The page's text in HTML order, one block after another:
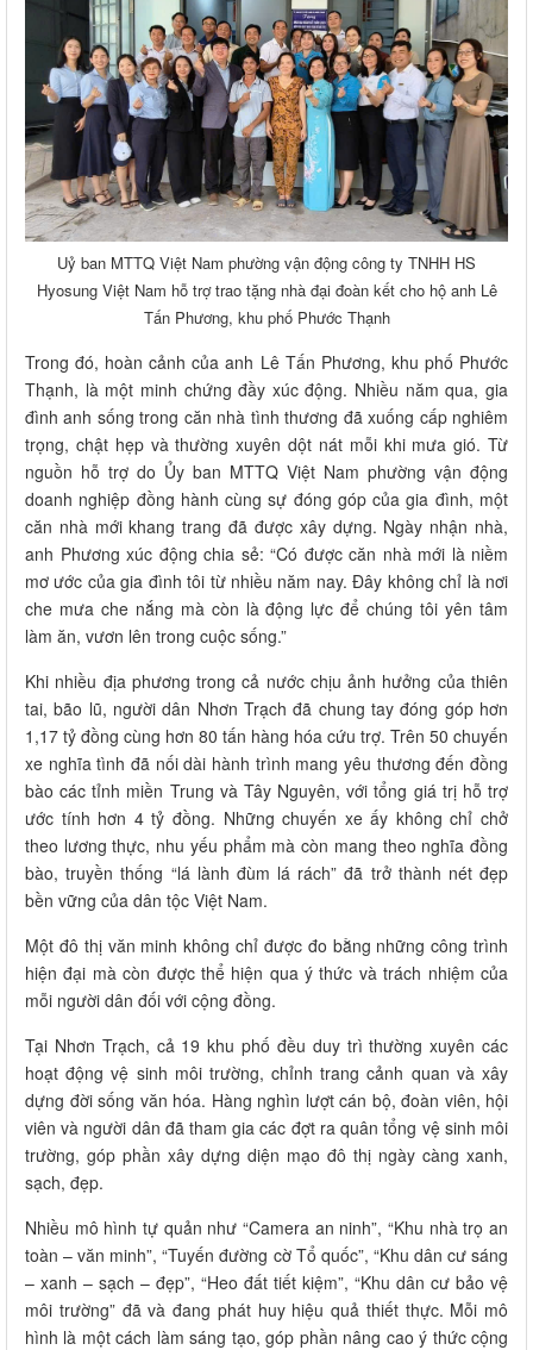
Uỷ ban MTTQ Việt Nam phường vận động công ty TNHH HS
Hyosung Việt Nam hỗ trợ trao tặng nhà đại đoàn kết cho hộ anh Lê
Tấn Phương, khu phố Phước Thạnh
Trong đó, hoàn cảnh của anh Lê Tấn Phương, khu phố Phước
Thạnh, là một minh chứng đầy xúc động. Nhiều năm qua, gia
đình anh sống trong căn nhà tình thương đã xuống cấp nghiêm
trọng, chật hẹp và thường xuyên dột nát mỗi khi mưa gió. Từ
nguồn hỗ trợ do Ủy ban MTTQ Việt Nam phường vận động
doanh nghiệp đồng hành cùng sự đóng góp của gia đình, một
căn nhà mới khang trang đã được xây dựng. Ngày nhận nhà,
anh Phương xúc động chia sẻ: “Có được căn nhà mới là niềm
mơ ước của gia đình tôi từ nhiều năm nay. Đây không chỉ là nơi
che mưa che nắng mà còn là động lực để chúng tôi yên tâm
làm ăn, vươn lên trong cuộc sống.”
Khi nhiều địa phương trong cả nước chịu ảnh hưởng của thiên
tai, bão lũ, người dân Nhơn Trạch đã chung tay đóng góp hơn
1,17 tỷ đồng cùng hơn 80 tấn hàng hóa cứu trợ. Trên 50 chuyến
xe nghĩa tình đã nối dài hành trình mang yêu thương đến đồng
bào các tỉnh miền Trung và Tây Nguyên, với tổng giá trị hỗ trợ
ước tính hơn 4 tỷ đồng. Những chuyến xe ấy không chỉ chở
theo lương thực, nhu yếu phẩm mà còn mang theo nghĩa đồng
bào, truyền thống “lá lành đùm lá rách” đã trở thành nét đẹp
bền vững của dân tộc Việt Nam.
Một đô thị văn minh không chỉ được đo bằng những công trình
hiện đại mà còn được thể hiện qua ý thức và trách nhiệm của
mỗi người dân đối với cộng đồng.
Tại Nhơn Trạch, cả 19 khu phố đều duy trì thường xuyên các
hoạt động vệ sinh môi trường, chỉnh trang cảnh quan và xây
dựng đời sống văn hóa. Hàng nghìn lượt cán bộ, đoàn viên, hội
viên và người dân đã tham gia các đợt ra quân tổng vệ sinh môi
trường, góp phần xây dựng diện mạo đô thị ngày càng xanh,
sạch, đẹp.
Nhiều mô hình tự quản như “Camera an ninh”, “Khu nhà trọ an
toàn – văn minh”, “Tuyến đường cờ Tổ quốc”, “Khu dân cư sáng
– xanh – sạch – đẹp”, “Heo đất tiết kiệm”, “Khu dân cư bảo vệ
môi trường” đã và đang phát huy hiệu quả thiết thực. Mỗi mô
hình là một cách làm sáng tạo, góp phần nâng cao ý thức cộng